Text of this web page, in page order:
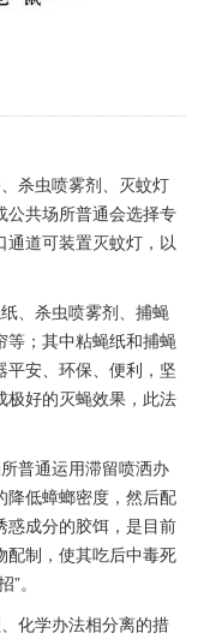
杀虫喷雾剂、灭蚊灯
公共场所普通会选择专
通道可装置灭蚊灯，以
、杀虫喷雾剂、捕蝇
等；其中粘蝇纸和捕蝇
安、环保、便利，坚
极好的灭蝇效果，此法
普通运用滞留喷洒办
降低蟑螂密度，然后配
惑成分的胶饵，是目前
配制，使其吃后中毒死
。
化学办法相分离的措